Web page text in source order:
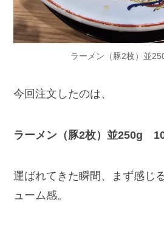
ラーメン（豚2枚）並
今回注文したのは、
ラーメン（豚2枚）並250g
運ばれてきた瞬間、まず感じ
ューム感。